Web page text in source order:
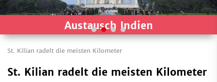
Austausch Indien
St. Kilian radelt die meisten Kilometer
St. Kilian radelt die meisten Kilometer